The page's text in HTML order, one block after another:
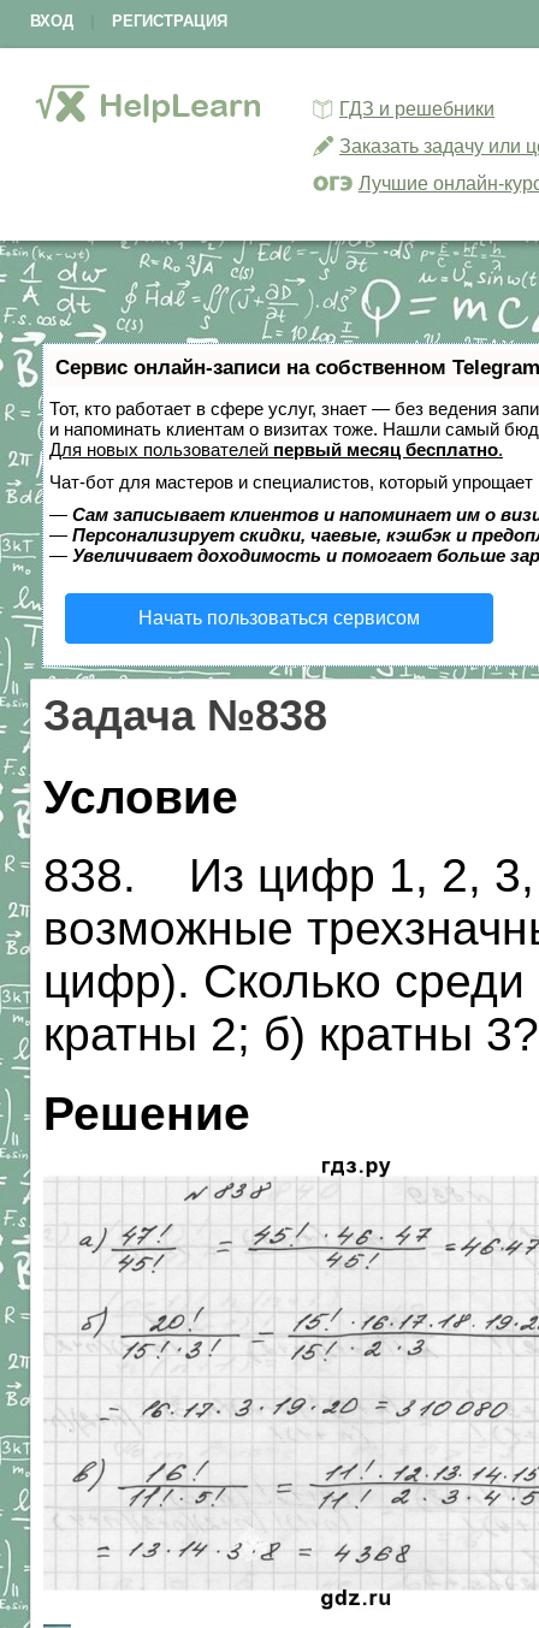
ВХОД РЕГИСТРАЦИЯ
ГДЗ и решебники
Заказать задачу или
Лучшие онлайн-
Сервис онлайн-записи на собственном
Тот, кто работает в сфере услуг, знает — без ведения
и напоминать клиентам о визитах тоже. Нашли самый
Для новых пользователей первый месяц бесплатно.
Чат-бот для мастеров и специалистов, который упрощает
— Сам записывает клиентов и напоминает им о
— Персонализирует скидки, чаевые, кэшбэк и
— Увеличивает доходимость и помогает больше
Начать пользоваться сервисом
Задача №838
Условие
838. Из цифр 1, 2, 3,
возможные
цифр). Сколько среди
кратны 2; б) кратны 3?
Решение